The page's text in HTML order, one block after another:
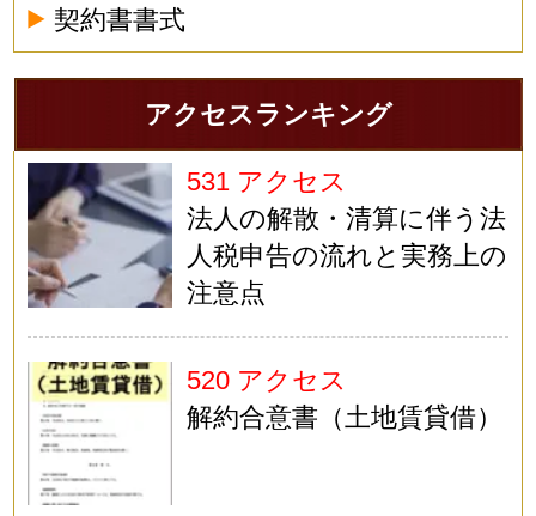
契約書書式
アクセスランキング
531 アクセス
法人の解散・清算に伴う法
人税申告の流れと実務上の
注意点
520 アクセス
解約合意書（土地賃貸借）